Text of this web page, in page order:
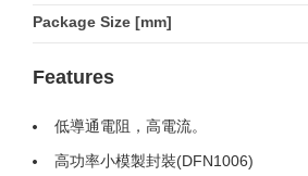
Package Size [mm]
Features
低導通電阻，高電流。
高功率小模製封裝(DFN1006)